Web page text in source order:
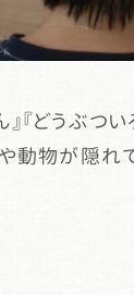
『どうぶつ
動物が隠